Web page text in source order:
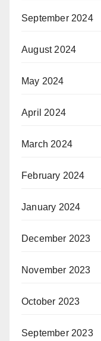
September 2024
August 2024
May 2024
April 2024
March 2024
February 2024
January 2024
December 2023
November 2023
October 2023
September 2023